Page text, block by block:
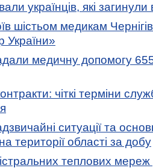
українців, які загинули
шістьом медикам
України»
медичну допомогу
чіткі терміни
ситуації та
території області за добу
теплових мереж